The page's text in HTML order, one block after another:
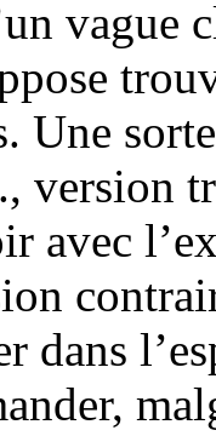
Une
version
avec
dans